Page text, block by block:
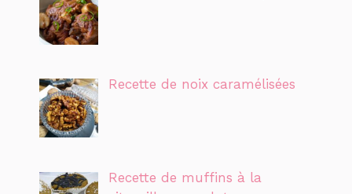
Recette de noix caramélisées
Recette de muffins à la